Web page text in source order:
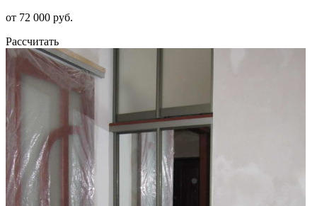
от 72 000 руб.
Рассчитать